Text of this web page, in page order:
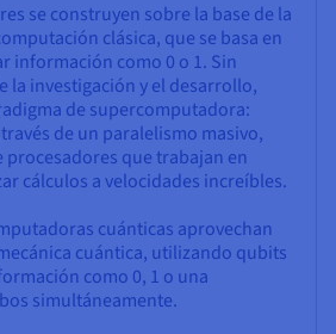
se construyen sobre la base de la
clásica, que se basa en
información como 0 o 1. Sin
la investigación y el desarrollo,
de supercomputadora:
de un paralelismo masivo,
procesadores que trabajan en
cálculos a velocidades increíbles.
cuánticas aprovechan
cuántica, utilizando qubits
como 0, 1 o una
simultáneamente.